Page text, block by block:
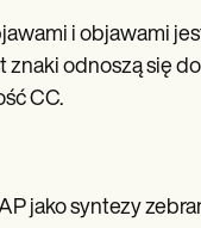
i objawami
odnoszą się
CC.
jako syntezy